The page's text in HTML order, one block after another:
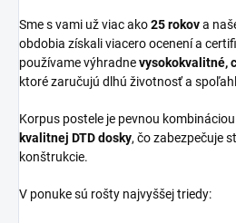
Sme s vami už viac ako25 rokova
obdobia získali viacero ocenení a
používame výhradnevysokokvalitné,
ktoré zaručujú dlhú životnosť a
Korpus postele je pevnou kombináciou
kvalitnej DTD dosky, čo zabezpečuje
konštrukcie.
V ponuke sú rošty najvyššej triedy: